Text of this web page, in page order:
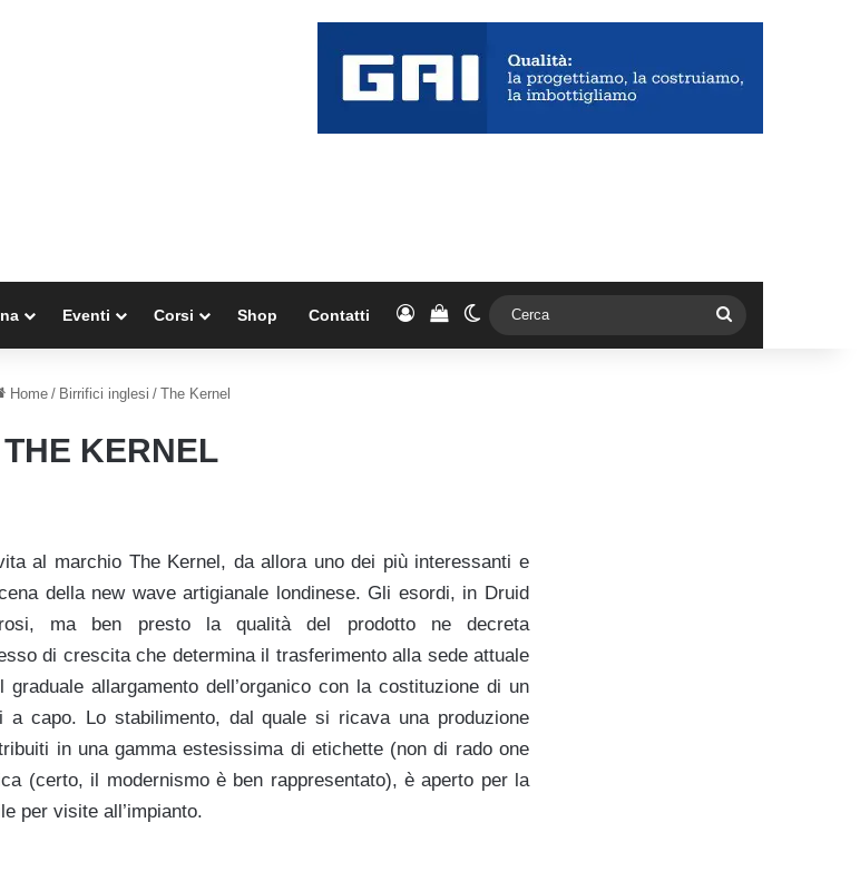
Eventi Corsi Shop Contatti AccediVedi il carrello
Cambia aspetto
Home / Birrifici inglesi / The Kernel
THE KERNEL
al marchio The Kernel, da allora uno dei più interessanti e
della new wave artigianale londinese. Gli esordi, in Druid
ma ben presto la qualità del prodotto ne decreta
di crescita che determina il trasferimento alla sede attuale
allargamento dell’organico con la costituzione di un
capo. Lo stabilimento, dal quale si ricava una produzione
in una gamma estesissima di etichette (non di rado one
(certo, il modernismo è ben rappresentato), è aperto per la
per visite all’impianto.